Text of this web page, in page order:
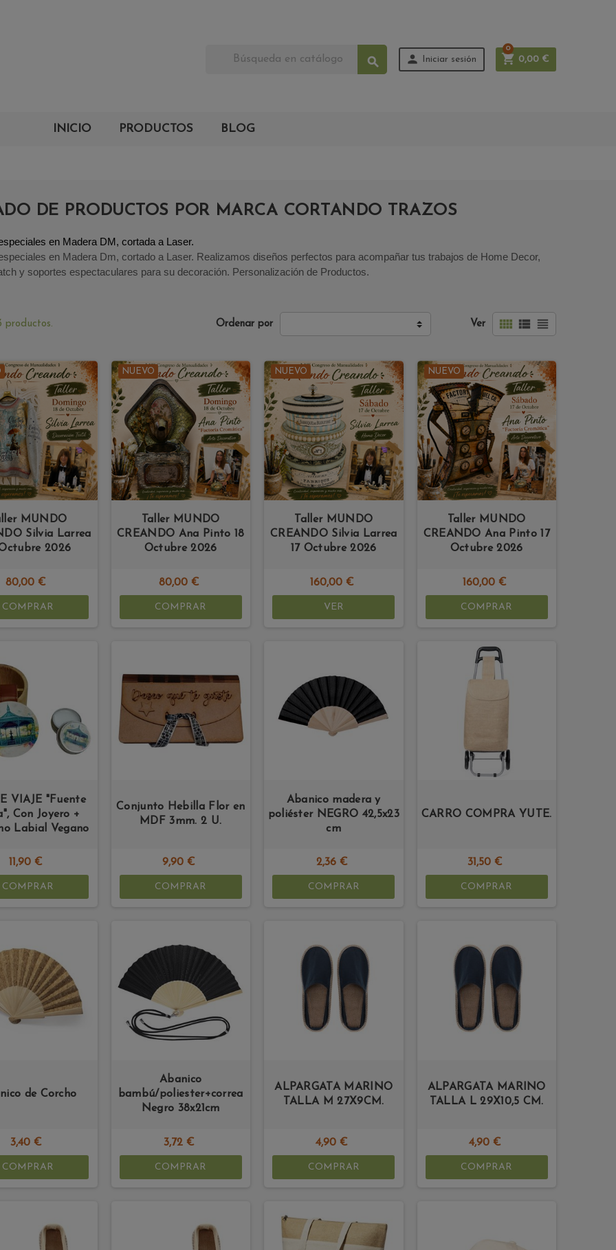
  Iniciar sesión  0,00 €
0
INICIO PRODUCTOS BLOG
DE PRODUCTOS POR MARCA CORTANDO TRAZOS
en Madera DM, cortada a Laser.
en Madera Dm, cortado a Laser. Realizamos diseños perfectos para acompañar tus trabajos de Home Decor,
y soportes espectaculares para su decoración. Personalización de Productos.
productos. Ordenar por Ver   
MUNDO
Silvia Larrea
2026
80,00 €
COMPRAR
NUEVO
Taller MUNDO
CREANDO Ana Pinto 18
Octubre 2026
80,00 €
COMPRAR
NUEVO
Taller MUNDO
CREANDO Silvia Larrea
17 Octubre 2026
160,00 €
VER
NUEVO
Taller MUNDO
CREANDO Ana Pinto 17
Octubre 2026
160,00 €
COMPRAR
VIAJE "Fuente
Con Joyero +
Labial Vegano
11,90 €
COMPRAR
Conjunto Hebilla Flor en
MDF 3mm. 2 U.
9,90 €
COMPRAR
Abanico madera y
poliéster NEGRO 42,5x23
cm
2,36 €
COMPRAR
CARRO COMPRA YUTE.
31,50 €
COMPRAR
de Corcho
3,40 €
COMPRAR
Abanico
bambú/poliester+correa
Negro 38x21cm
3,72 €
COMPRAR
ALPARGATA MARINO
TALLA M 27X9CM.
4,90 €
COMPRAR
ALPARGATA MARINO
TALLA L 29X10,5 CM.
4,90 €
COMPRAR